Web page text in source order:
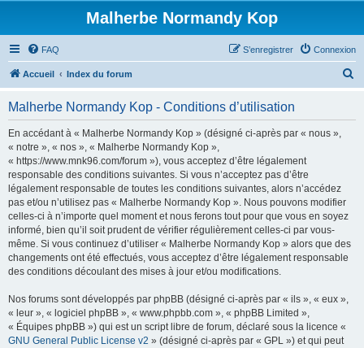
Malherbe Normandy Kop
FAQ Connexion
S’enregistrer
Accueil Index du forum
Malherbe Normandy Kop - Conditions d’utilisation
En accédant à « Malherbe Normandy Kop » (désigné ci-après par « nous »,
« notre », « nos », « Malherbe Normandy Kop »,
« https://www.mnk96.com/forum »), vous acceptez d’être légalement
responsable des conditions suivantes. Si vous n’acceptez pas d’être
légalement responsable de toutes les conditions suivantes, alors n’accédez
pas et/ou n’utilisez pas « Malherbe Normandy Kop ». Nous pouvons modifier
celles-ci à n’importe quel moment et nous ferons tout pour que vous en soyez
informé, bien qu’il soit prudent de vérifier régulièrement celles-ci par vous-
même. Si vous continuez d’utiliser « Malherbe Normandy Kop » alors que des
changements ont été effectués, vous acceptez d’être légalement responsable
des conditions découlant des mises à jour et/ou modifications.
Nos forums sont développés par phpBB (désigné ci-après par « ils », « eux »,
« leur », « logiciel phpBB », « www.phpbb.com », « phpBB Limited »,
« Équipes phpBB ») qui est un script libre de forum, déclaré sous la licence «
GNU General Public License v2 » (désigné ci-après par « GPL ») et qui peut